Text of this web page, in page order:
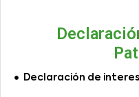
Declaración de